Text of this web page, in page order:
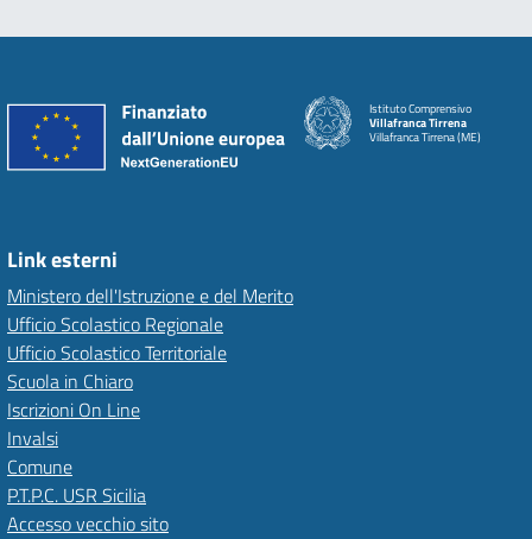
Istituto Comprensivo
Villafranca Tirrena
Villafranca Tirrena (ME)
Link esterni
Ministero dell'Istruzione e del Merito
Ufficio Scolastico Regionale
Ufficio Scolastico Territoriale
Scuola in Chiaro
Iscrizioni On Line
Invalsi
Comune
P.T.P.C. USR Sicilia
Accesso vecchio sito